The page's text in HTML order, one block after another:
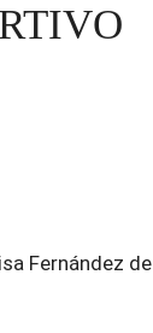
Fernández de